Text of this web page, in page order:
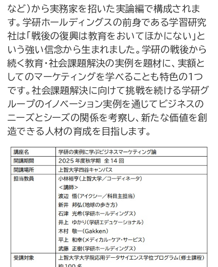
など）から実務家を招いた実論編で構成されま
す。学研ホールディングスの前身である学習研究
社は「戦後の復興は教育をおいてほかにない」と
いう強い信念から生まれました。学研の戦後から
続く教育・社会課題解決の実例を題材に、実額と
してのマーケティングを学べることも特色の1つ
です。社会課題解決に向けて挑戦を続ける学研グ
ループのイノベーション実例を通じてビジネスの
ニーズとシーズの関係を考察し、新たな価値を創
造できる人材の育成を目指します。